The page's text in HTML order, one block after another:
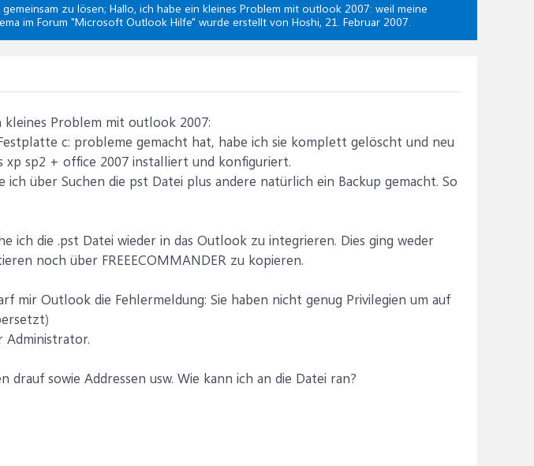
gemeinsam zu lösen; Hallo, ich habe ein kleines Problem mit outlook 2007: weil meine
im Forum "Microsoft Outlook Hilfe" wurde erstellt von Hoshi, 21. Februar 2007.
kleines Problem mit outlook 2007:
c: probleme gemacht hat, habe ich sie komplett gelöscht und neu
xp sp2 + office 2007 installiert und konfiguriert.
ich über Suchen die pst Datei plus andere natürlich ein Backup gemacht. So
ich die .pst Datei wieder in das Outlook zu integrieren. Dies ging weder
noch über FREEECOMMANDER zu kopieren.
mir Outlook die Fehlermeldung: Sie haben nicht genug Privilegien um auf
Administrator.
sowie Addressen usw. Wie kann ich an die Datei ran?